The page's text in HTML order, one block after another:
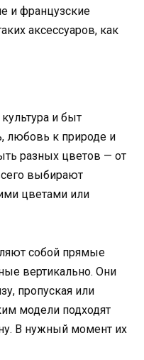
и французские
аксессуаров, как
и быт
любовь к природе и
разных цветов — от
выбирают
цветами или
собой прямые
вертикально. Они
пропуская или
модели подходят
В нужный момент их